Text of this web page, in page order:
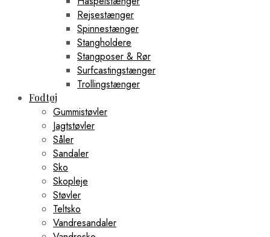
Rejsestænger
Spinnestænger
Stangholdere
Stangposer & Rør
Surfcastingstænger
Trollingstænger
Fodtøj
Gummistøvler
Jagtstøvler
Såler
Sandaler
Sko
Skopleje
Støvler
Teltsko
Vandresandaler